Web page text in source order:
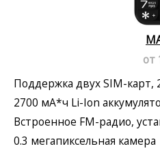
от
Поддержка двух SIM-карт,
2700 мА*ч Li-Ion
Встроенное FM-радио,
0.3 мегапиксельная камера